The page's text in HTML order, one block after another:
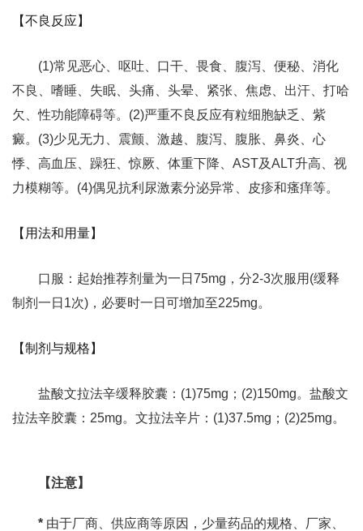
【不良反应】
(1)常见恶心、呕吐、口干、畏食、腹泻、便秘、消化
不良、嗜睡、失眠、头痛、头晕、紧张、焦虑、出汗、打哈
欠、性功能障碍等。(2)严重不良反应有粒细胞缺乏、紫
癜。(3)少见无力、震颤、激越、腹泻、腹胀、鼻炎、心
悸、高血压、躁狂、惊厥、体重下降、AST及ALT升高、视
力模糊等。(4)偶见抗利尿激素分泌异常、皮疹和瘙痒等。
【用法和用量】
口服：起始推荐剂量为一日75mg，分2-3次服用(缓释
制剂一日1次)，必要时一日可增加至225mg。
【制剂与规格】
盐酸文拉法辛缓释胶囊：(1)75mg；(2)150mg。盐酸文
拉法辛胶囊：25mg。文拉法辛片：(1)37.5mg；(2)25mg。
【注意】
* 由于厂商、供应商等原因，少量药品的规格、厂家、